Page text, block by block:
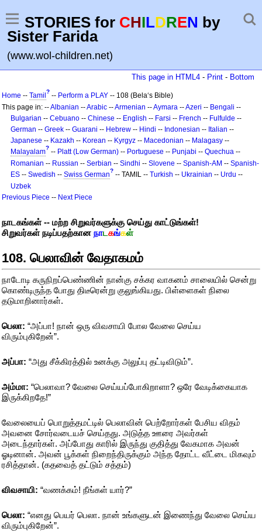
STORIES for CHILDREN by
Sister Farida
(www.wol-children.net)
This page in HTML4 - Print - Bottom
Home -- Tamil ? -- Perform a PLAY -- 108 (Bela‘s Bible)
This page in: --Albanian --Arabic --Armenian --Aymara --Azeri -- Bengali --
Bulgarian -- Cebuano -- Chinese -- English -- Farsi -- French -- Fulfulde --
German -- Greek -- Guarani -- Hebrew -- Hindi -- Indonesian -- Italian --
Japanese -- Kazakh -- Korean -- Kyrgyz -- Macedonian -- Malagasy --
Malayalam? -- Platt (Low German) -- Portuguese -- Punjabi -- Quechua --
Romanian -- Russian -- Serbian -- Sindhi -- Slovene -- Spanish-AM -- Spanish-
ES -- Swedish -- Swiss German? -- TAMIL -- Turkish -- Ukrainian -- Urdu --
Uzbek
Previous Piece -- Next Piece
நாடகங்கள் -- மற்ற சிறுவர்களுக்கு செய்து காட்டுங்கள்!
சிறுவர்கள் நடிப்பதற்கான நாட கங்கள்
108. பெலாவின் வேதாகமம்
நாடோடி கருநிறப்பெண்ணின் நான்கு சக்கர வாகனம் சாலையில் சென்று
கொண்டிருந்த போது திடீரென்று குலுங்கியது. பிள்ளைகள் நிலை
தடுமாறினார்கள்.
பெலா: “அப்பா! நான் ஒரு விவசாயி போல வேலை செய்ய
விரும்புகிறேன்”.
அப்பா: “அது சீக்கிரத்தில் உனக்கு அலுப்பு தட்டிவிடும்”.
அம்மா: “பெலாவா? வேலை செய்யப்போகிறாளா? ஒரே வேடிக்கையாக
இருக்கிறதே!”
வேலையைப் பொறுத்தமட்டில் பெலாவின் பெற்றோர்கள் பேசிய விதம்
அவனை சோர்வடையச் செய்தது. அடுத்த ஊரை அவர்கள்
அடைந்தார்கள். அப்போது காரில் இருந்து குதித்து வேகமாக அவன்
ஓடினான். அவன் பூக்கள் நிறைந்திருக்கும் அந்த தோட்ட வீட்டை மிகவும்
ரசித்தான். (கதவைத் தட்டும் சத்தம்)
விவசாயி: “வணக்கம்! நீங்கள் யார்?”
பெலா: “எனது பெயர் பெலா. நான் உங்களுடன் இணைந்து வேலை செய்ய
விரும்புகிறேன்”.